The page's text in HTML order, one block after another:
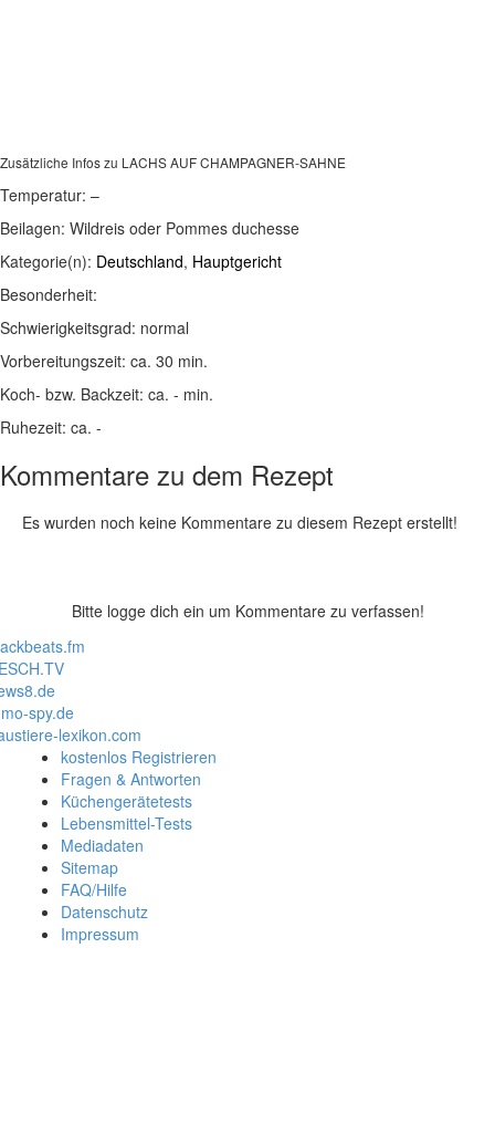
Zusätzliche Infos zu LACHS AUF CHAMPAGNER-SAHNE
Temperatur: –
Beilagen: Wildreis oder Pommes duchesse
Kategorie(n): Deutschland, Hauptgericht
Besonderheit:
Schwierigkeitsgrad: normal
Vorbereitungszeit: ca. 30 min.
Koch- bzw. Backzeit: ca. - min.
Ruhezeit: ca. -
Kommentare zu dem Rezept
Es wurden noch keine Kommentare zu diesem Rezept erstellt!
Bitte logge dich ein um Kommentare zu verfassen!
spy.de
lexikon.com
kostenlos Registrieren
Fragen & Antworten
Küchengerätetests
Lebensmittel-Tests
Mediadaten
Sitemap
FAQ/Hilfe
Datenschutz
Impressum